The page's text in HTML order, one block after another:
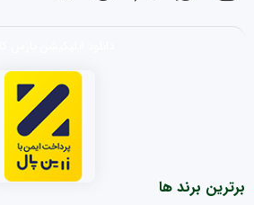
برترین برند ها